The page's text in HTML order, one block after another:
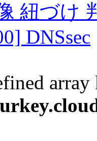
紐づけ
DNSsec